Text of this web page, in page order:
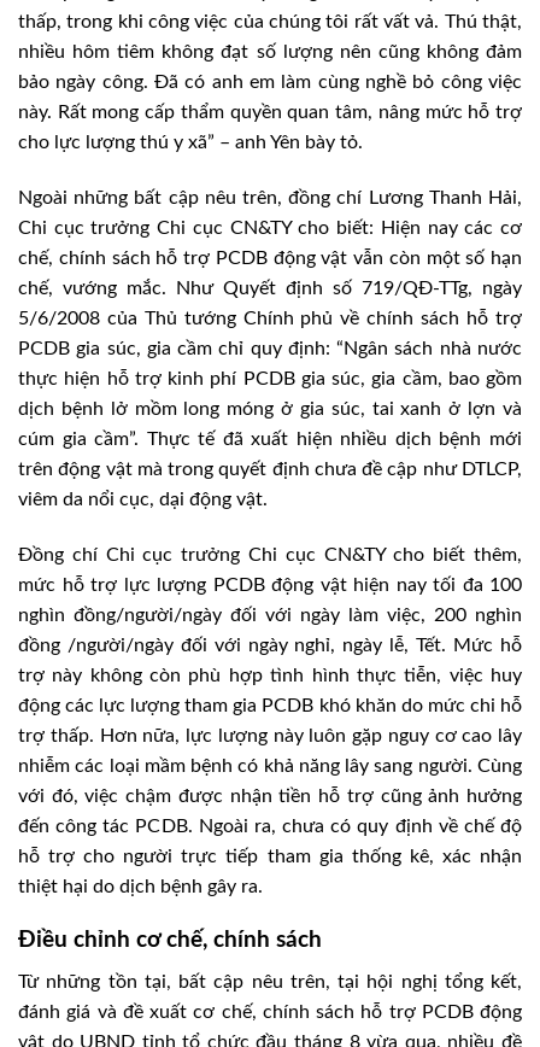
thấp, trong khi công việc của chúng tôi rất vất vả. Thú thật,
nhiều hôm tiêm không đạt số lượng nên cũng không đảm
bảo ngày công. Đã có anh em làm cùng nghề bỏ công việc
này. Rất mong cấp thẩm quyền quan tâm, nâng mức hỗ trợ
cho lực lượng thú y xã” – anh Yên bày tỏ.
Ngoài những bất cập nêu trên, đồng chí Lương Thanh Hải,
Chi cục trưởng Chi cục CN&TY cho biết: Hiện nay các cơ
chế, chính sách hỗ trợ PCDB động vật vẫn còn một số hạn
chế, vướng mắc. Như Quyết định số 719/QĐ-TTg, ngày
5/6/2008 của Thủ tướng Chính phủ về chính sách hỗ trợ
PCDB gia súc, gia cầm chỉ quy định: “Ngân sách nhà nước
thực hiện hỗ trợ kinh phí PCDB gia súc, gia cầm, bao gồm
dịch bệnh lở mồm long móng ở gia súc, tai xanh ở lợn và
cúm gia cầm”. Thực tế đã xuất hiện nhiều dịch bệnh mới
trên động vật mà trong quyết định chưa đề cập như DTLCP,
viêm da nổi cục, dại động vật.
Đồng chí Chi cục trưởng Chi cục CN&TY cho biết thêm,
mức hỗ trợ lực lượng PCDB động vật hiện nay tối đa 100
nghìn đồng/người/ngày đối với ngày làm việc, 200 nghìn
đồng /người/ngày đối với ngày nghỉ, ngày lễ, Tết. Mức hỗ
trợ này không còn phù hợp tình hình thực tiễn, việc huy
động các lực lượng tham gia PCDB khó khăn do mức chi hỗ
trợ thấp. Hơn nữa, lực lượng này luôn gặp nguy cơ cao lây
nhiễm các loại mầm bệnh có khả năng lây sang người. Cùng
với đó, việc chậm được nhận tiền hỗ trợ cũng ảnh hưởng
đến công tác PCDB. Ngoài ra, chưa có quy định về chế độ
hỗ trợ cho người trực tiếp tham gia thống kê, xác nhận
thiệt hại do dịch bệnh gây ra.
Điều chỉnh cơ chế, chính sách
Từ những tồn tại, bất cập nêu trên, tại hội nghị tổng kết,
đánh giá và đề xuất cơ chế, chính sách hỗ trợ PCDB động
vật do UBND tỉnh tổ chức đầu tháng 8 vừa qua, nhiều đề